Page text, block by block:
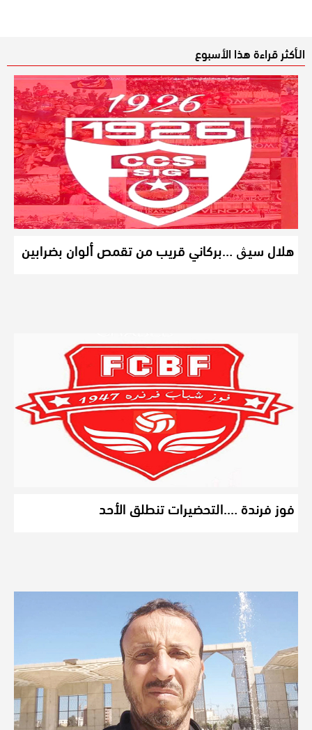
الـأكثر قراءة هذا الأسبوع
هلال سيڨ …بركاني قريب من تقمص ألوان بضرابين
فوز فرندة ….التحضيرات تنطلق الأحد